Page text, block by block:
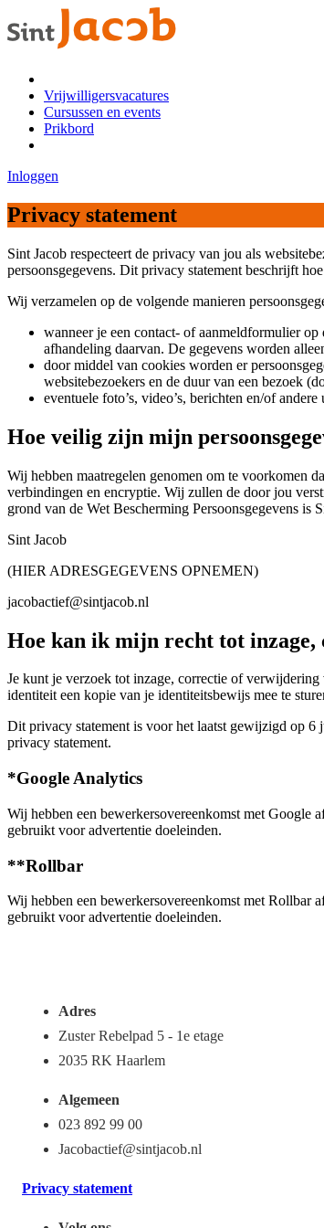
Vrijwilligersvacatures
Cursussen en events
Prikbord
Inloggen
Privacy statement
Sint Jacob respecteert de privacy van jou als
persoonsgegevens. Dit privacy statement beschrijft
Wij verzamelen op de volgende manieren
wanneer je een contact- of aanmeldformulier
afhandeling daarvan. De gegevens worden
door middel van cookies worden er
websitebezoekers en de duur van een bezoek
eventuele foto’s, video’s, berichten en/of
Hoe veilig zijn mijn
Wij hebben maatregelen genomen om te voorkomen
verbindingen en encryptie. Wij zullen de door jou
grond van de Wet Bescherming Persoonsgegevens
Sint Jacob
(HIER ADRESGEGEVENS OPNEMEN)
jacobactief@sintjacob.nl
Hoe kan ik mijn recht tot
Je kunt je verzoek tot inzage, correctie of
identiteit een kopie van je identiteitsbewijs mee te
Dit privacy statement is voor het laatst gewijzigd op
privacy statement.
*Google Analytics
Wij hebben een bewerkersovereenkomst met Google
gebruikt voor advertentie doeleinden.
**Rollbar
Wij hebben een bewerkersovereenkomst met Rollbar
gebruikt voor advertentie doeleinden.
Adres
Zuster Rebelpad 5 - 1e etage
2035 RK Haarlem
Algemeen
023 892 99 00
Jacobactief@sintjacob.nl
Privacy statement